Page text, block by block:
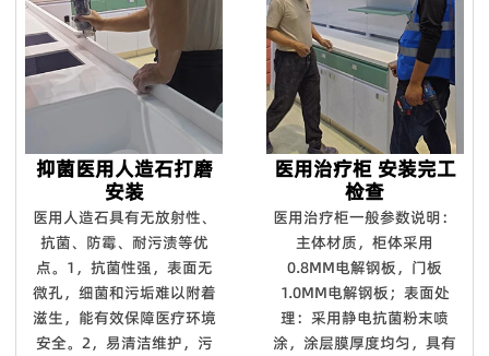
抑菌医用人造石打磨
安装
医用人造石具有无放射性、
抗菌、防霉、耐污渍等优
点。1，抗菌性强，表面无
微孔，细菌和污垢难以附着
滋生，能有效保障医疗环境
安全。2，易清洁维护，污
医用治疗柜 安装完工
检查
医用治疗柜一般参数说明：
主体材质，柜体采用
0.8MM电解钢板，门板
1.0MM电解钢板；表面处
理：采用静电抗菌粉末喷
涂，涂层膜厚度均匀，具有